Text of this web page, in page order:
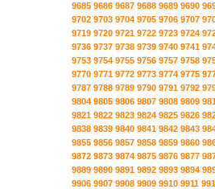
9685 9686 9687 9688 9689 9690
9702 9703 9704 9705 9706 9707
9719 9720 9721 9722 9723 9724
9736 9737 9738 9739 9740 9741
9753 9754 9755 9756 9757 9758
9770 9771 9772 9773 9774 9775
9787 9788 9789 9790 9791 9792
9804 9805 9806 9807 9808 9809
9821 9822 9823 9824 9825 9826
9838 9839 9840 9841 9842 9843
9855 9856 9857 9858 9859 9860
9872 9873 9874 9875 9876 9877
9889 9890 9891 9892 9893 9894
9906 9907 9908 9909 9910 9911